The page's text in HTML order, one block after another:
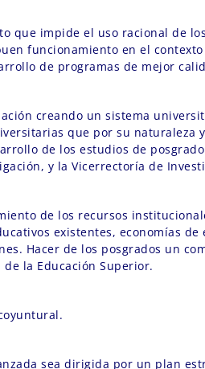
que impide el uso racional de
funcionamiento en el
de programas de mejor
creando un sistema
que por su naturaleza
de los estudios de
y la Vicerrectoría de
de los recursos
existentes, economías
Hacer de los posgrados un
la Educación Superior.
sea dirigida por un plan